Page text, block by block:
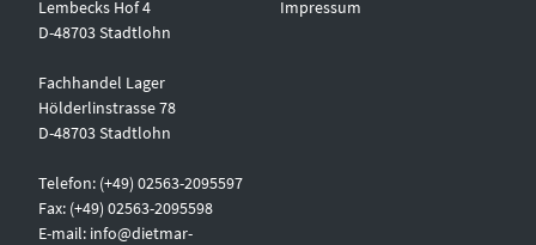
Lembecks Hof 4
D-48703 Stadtlohn
Fachhandel Lager
Hölderlinstrasse 78
D-48703 Stadtlohn
Telefon: (+49) 02563-2095597
Fax: (+49) 02563-2095598
E-mail: info@dietmar-
Impressum